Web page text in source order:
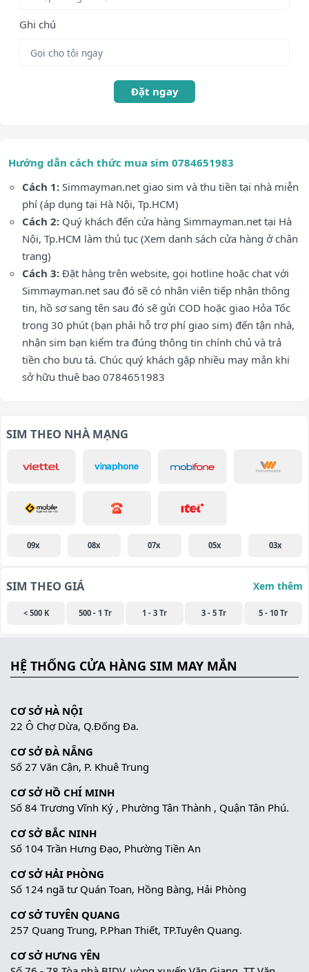
Ghi chú
Đặt ngay
Hướng dẫn cách thức mua sim 0784651983
Cách 1: Simmayman.net giao sim và thu tiền tại nhà miễn
phí (áp dụng tại Hà Nội, Tp.HCM)
Cách 2: Quý khách đến cửa hàng Simmayman.net tại Hà
Nội, Tp.HCM làm thủ tục (Xem danh sách cửa hàng ở chân
trang)
Cách 3: Đặt hàng trên website, gọi hotline hoặc chat với
Simmayman.net sau đó sẽ có nhân viên tiếp nhận thông
tin, hồ sơ sang tên sau đó sẽ gửi COD hoặc giao Hỏa Tốc
trong 30 phút (bạn phải hỗ trợ phí giao sim) đến tận nhà,
nhận sim bạn kiểm tra đúng thông tin chính chủ và trả
tiền cho bưu tá. Chúc quý khách gặp nhiều may mắn khi
sở hữu thuê bao 0784651983
SIM THEO NHÀ MẠNG
09x 08x 07x 05x 03x
SIM THEO GIÁ Xem thêm
< 500 K 500 - 1 Tr 1 - 3 Tr 3 - 5 Tr 5 - 10 Tr
HỆ THỐNG CỬA HÀNG SIM MAY MẮN
CƠ SỞ HÀ NỘI
22 Ô Chợ Dừa, Q.Đống Đa.
CƠ SỞ ĐÀ NẴNG
Số 27 Văn Cận, P. Khuê Trung
CƠ SỞ HỒ CHÍ MINH
Số 84 Trương Vĩnh Ký , Phường Tân Thành , Quận Tân Phú.
CƠ SỞ BẮC NINH
Số 104 Trần Hưng Đạo, Phường Tiền An
CƠ SỞ HẢI PHÒNG
Số 124 ngã tư Quán Toan, Hồng Bàng, Hải Phòng
CƠ SỞ TUYÊN QUANG
257 Quang Trung, P.Phan Thiết, TP.Tuyên Quang.
CƠ SỞ HƯNG YÊN